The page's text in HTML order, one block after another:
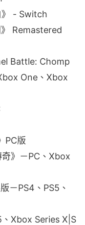
》 - Switch
Remastered
Battle: Chomp
One、Xbox
PC版
》－PC、Xbox
－PS4、PS5、
Xbox Series X|S